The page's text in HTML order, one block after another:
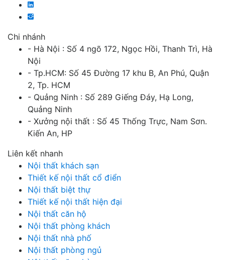
Chi nhánh
- Hà Nội : Số 4 ngõ 172, Ngọc Hồi, Thanh Trì, Hà
Nội
- Tp.HCM: Số 45 Đường 17 khu B, An Phú, Quận
2, Tp. HCM
- Quảng Ninh : Số 289 Giếng Đáy, Hạ Long,
Quảng Ninh
- Xưởng nội thất : Số 45 Thống Trực, Nam Sơn.
Kiến An, HP
Liên kết nhanh
Nội thất khách sạn
Thiết kế nội thất cổ điển
Nội thất biệt thự
Thiết kế nội thất hiện đại
Nội thất căn hộ
Nội thất phòng khách
Nội thất nhà phố
Nội thất phòng ngủ